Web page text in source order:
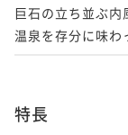
巨石の立ち並ぶ
温泉を存分に味わ
特長